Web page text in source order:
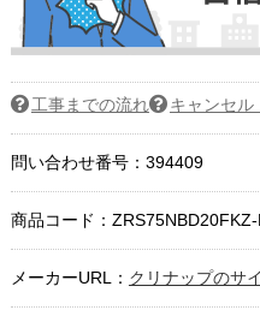
工事までの流れ キャンセル
問い合わせ番号：394409
商品コード： ZRS75NBD20FKZ-
メーカーURL： クリナップのサ